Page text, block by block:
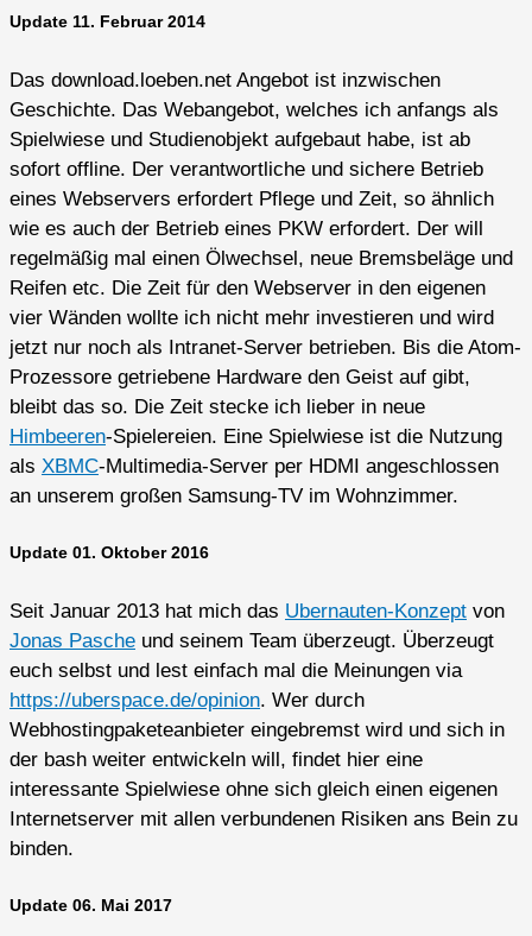
Update 11. Februar 2014
Das download.loeben.net Angebot ist inzwischen
Geschichte. Das Webangebot, welches ich anfangs als
Spielwiese und Studienobjekt aufgebaut habe, ist ab
sofort offline. Der verantwortliche und sichere Betrieb
eines Webservers erfordert Pflege und Zeit, so ähnlich
wie es auch der Betrieb eines PKW erfordert. Der will
regelmäßig mal einen Ölwechsel, neue Bremsbeläge und
Reifen etc. Die Zeit für den Webserver in den eigenen
vier Wänden wollte ich nicht mehr investieren und wird
jetzt nur noch als Intranet-Server betrieben. Bis die Atom-
Prozessore getriebene Hardware den Geist auf gibt,
bleibt das so. Die Zeit stecke ich lieber in neue
Himbeeren-Spielereien. Eine Spielwiese ist die Nutzung
als XBMC-Multimedia-Server per HDMI angeschlossen
an unserem großen Samsung-TV im Wohnzimmer.
Update 01. Oktober 2016
Seit Januar 2013 hat mich das Ubernauten-Konzept von
Jonas Pasche und seinem Team überzeugt. Überzeugt
euch selbst und lest einfach mal die Meinungen via
https://uberspace.de/opinion. Wer durch
Webhostingpaketeanbieter eingebremst wird und sich in
der bash weiter entwickeln will, findet hier eine
interessante Spielwiese ohne sich gleich einen eigenen
Internetserver mit allen verbundenen Risiken ans Bein zu
binden.
Update 06. Mai 2017